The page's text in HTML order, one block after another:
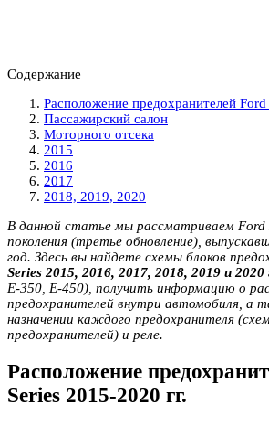
Содержание
Расположение предохранителей Ford
Пассажирский салон
Моторного отсека
2015
2016
2017
2018, 2019, 2020
В данной статье мы рассматриваем Ford
поколения (третье обновление),
год. Здесь вы найдете схемы блоков
Series 2015, 2016, 2017, 2018, 2019 и 2020
Е-350, Е-450), получить информацию о
предохранителей внутри автомобиля, а
назначении каждого предохранителя
предохранителей) и реле.
Расположение
Series 2015-2020 гг.